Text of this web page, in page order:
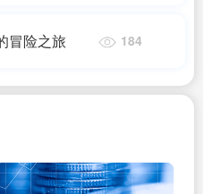
冒险之旅 184